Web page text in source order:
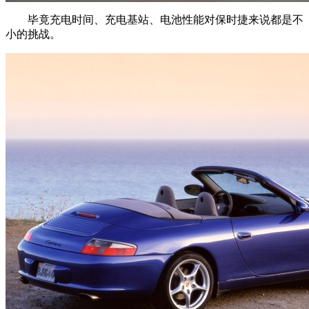
毕竟充电时间、充电基站、电池性能对保时捷来说都是不
小的挑战。